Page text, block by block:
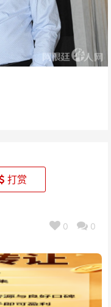
打赏
0 0